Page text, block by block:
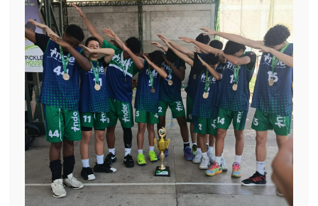
Padres
Egresados
Pagos
PQRSF
Comunícate con nosotros
Línea de Atención al Cliente